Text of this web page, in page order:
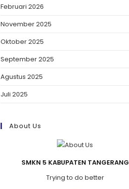
Februari 2026
November 2025
Oktober 2025
September 2025
Agustus 2025
Juli 2025
About Us
SMKN 5 KABUPATEN TANGERANG
Trying to do better